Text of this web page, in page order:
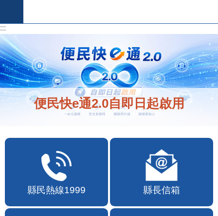
:::
:::
便民快e通2.0自即日起啟用
縣民熱線1999 縣長信箱